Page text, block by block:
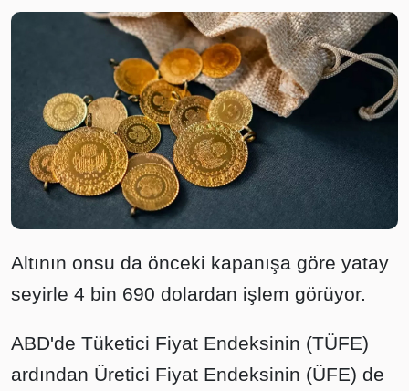
Altının onsu da önceki kapanışa göre yatay
seyirle 4 bin 690 dolardan işlem görüyor.
ABD'de Tüketici Fiyat Endeksinin (TÜFE)
ardından Üretici Fiyat Endeksinin (ÜFE) de